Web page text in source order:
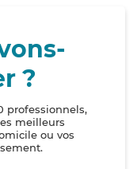
?
professionnels,
meilleurs
ou vos